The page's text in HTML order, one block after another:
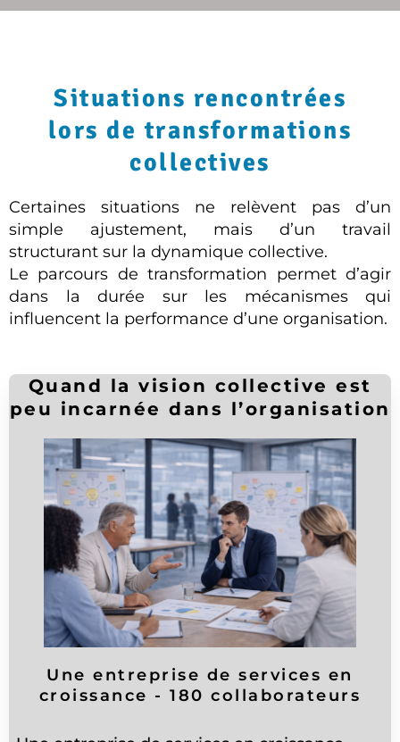
Situations rencontrées
lors de transformations
collectives
Certaines situations ne relèvent pas d’un
simple ajustement, mais d’un travail
structurant sur la dynamique collective.
Le parcours de transformation permet d’agir
dans la durée sur les mécanismes qui
influencent la performance d’une organisation.
Quand la vision collective est
peu incarnée dans l’organisation
Une entreprise de services en
croissance - 180 collaborateurs